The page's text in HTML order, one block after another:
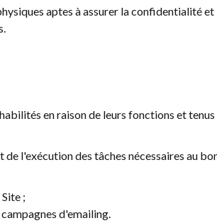
aptes à assurer la confidentialité et
en raison de leurs fonctions et
l'exécution des tâches nécessaires au
;
d'emailing.